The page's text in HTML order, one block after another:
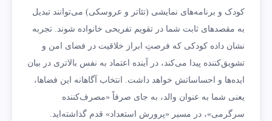
کودک و برنامه‌های نمایشی (تئاتر و عروسکی) می‌توانند تبدیل
به مقصدهای ثابت شما در تقویم تفریحی خانواده شوند. تجربه
نشان داده کودکی که فرصتِ ابراز خلاقیت در فضای امن و
تشویق‌کننده پیدا می‌کند، در آینده اعتماد به نفس بالاتری در بیان
ایده‌ها و احساساتش خواهد داشت. انتخاب آگاهانه این فضاها،
یعنی شما به عنوان والد، به جای صرفاً «مصرف‌کننده
سرگرمی»، در مسیر «پرورش استعداد» قدم گذاشته‌اید.